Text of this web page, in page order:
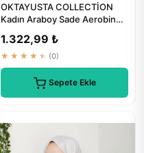
OKTAYUSTA COLLECTİON
Kadın Araboy Sade Aerobin
1.322,99 ₺
★★★★★ (0)
Sepete Ekle